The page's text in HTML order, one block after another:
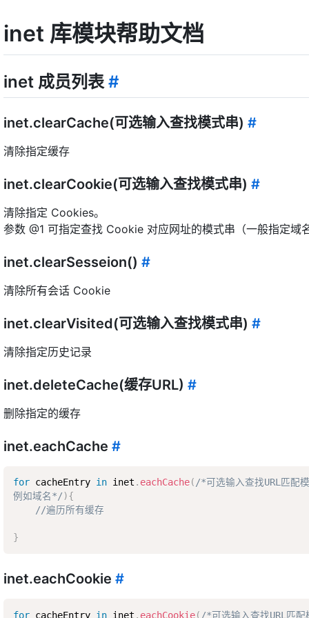
inet 库模块帮助文档
inet 成员列表 #
inet.clearCache(可选输入查找模式串) #
清除指定缓存
inet.clearCookie(可选输入查找模式串) #
清除指定 Cookies。
参数 @1 可指定查找 Cookie 对应网址的模式串（一般指定域
inet.clearSesseion() #
清除所有会话 Cookie
inet.clearVisited(可选输入查找模式串) #
清除指定历史记录
inet.deleteCache(缓存URL) #
删除指定的缓存
inet.eachCache #
for cacheEntry in inet . eachCache(/*可选输入查找URL匹配
例如域名*/){
//遍历所有缓存
}
inet.eachCookie #
for cacheEntry in inet . eachCookie( /*可选输入查找URL匹